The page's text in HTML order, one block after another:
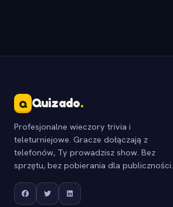
Q Quizado.
Profesjonalne wieczory trivia i
teleturniejowe. Gracze dołączają z
telefonów, Ty prowadzisz show. Bez
sprzętu, bez pobierania dla publiczności.